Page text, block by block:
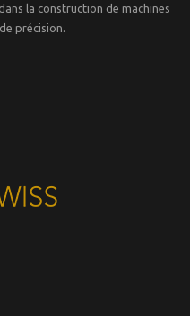
la construction de machines
précision.